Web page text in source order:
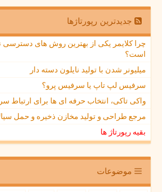
جدیدترین رپورتاژها
چرا کلایمر یکی از بهترین روش های دسترسی
است؟
میلیونر شدن با تولید نایلون دسته دار
سرفیس لپ تاپ یا سرفیس پرو؟
واکی تاکی، انتخاب حرفه ای ها برای ارتباط
مرجع طراحی و تولید مخازن ذخیره و حمل
بقیه رپورتاژ ها
موضوعات